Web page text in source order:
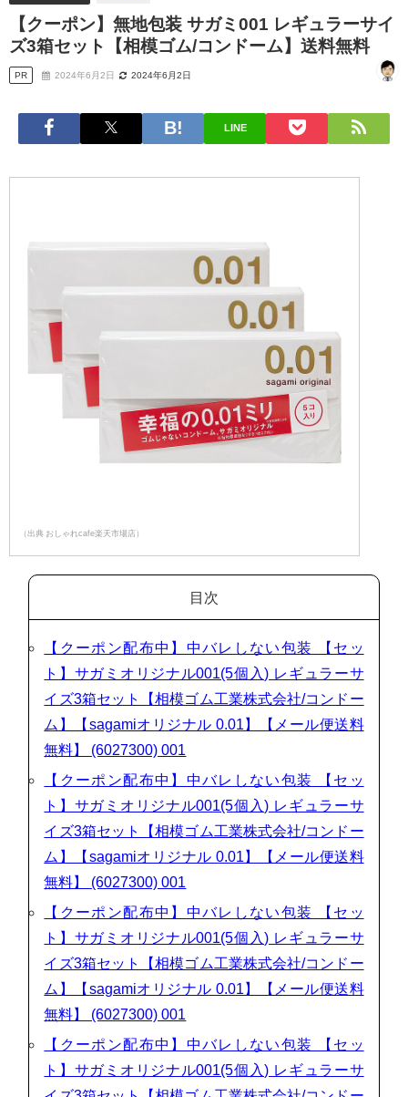
【クーポン】無地包装 サガミ001 レギュラーサイ
ズ3箱セット【相模ゴム/コンドーム】送料無料
PR 2024年6月2日 2024年6月2日
LINE
（出典 おしゃれcafe楽天市場店）
目次
【クーポン配布中】中バレしない包装 【セッ
ト】サガミオリジナル001(5個入) レギュラーサ
イズ3箱セット【相模ゴム工業株式会社/コンドー
ム】【sagamiオリジナル 0.01】【メール便送料
無料】 (6027300) 001
【クーポン配布中】中バレしない包装 【セッ
ト】サガミオリジナル001(5個入) レギュラーサ
イズ3箱セット【相模ゴム工業株式会社/コンドー
ム】【sagamiオリジナル 0.01】【メール便送料
無料】 (6027300) 001
【クーポン配布中】中バレしない包装 【セッ
ト】サガミオリジナル001(5個入) レギュラーサ
イズ3箱セット【相模ゴム工業株式会社/コンドー
ム】【sagamiオリジナル 0.01】【メール便送料
無料】 (6027300) 001
【クーポン配布中】中バレしない包装 【セッ
ト】サガミオリジナル001(5個入) レギュラーサ